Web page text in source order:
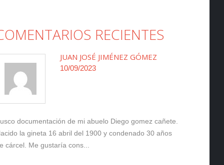
RECIENTES
JUAN JOSÉ JIMÉNEZ GÓMEZ
10/09/2023
documentación de mi abuelo Diego gomez cañete.
la gineta 16 abril del 1900 y condenado 30 años
cárcel. Me gustaría cons...